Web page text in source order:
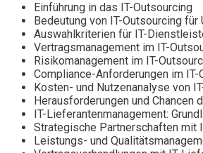
Einführung in das IT-Outsourcing
Bedeutung von IT-Outsourcing für
Auswahlkriterien für IT-
Vertragsmanagement im IT-
Risikomanagement im IT-
Compliance-Anforderungen im IT-
Kosten- und Nutzenanalyse von
Herausforderungen und Chancen
IT-Lieferantenmanagement:
Strategische Partnerschaften mit
Leistungs- und